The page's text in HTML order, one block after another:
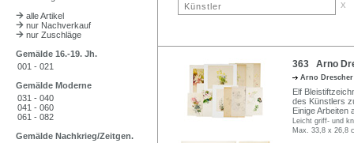
alle Artikel
nur Nachverkauf
nur Zuschläge
Gemälde 16.-19. Jh.
001 - 021
Gemälde Moderne
031 - 040
041 - 060
061 - 082
Gemälde Nachkrieg/Zeitgen.
x
363 Arno
Arno
Elf
des Künstlers
Einige Arbeiten
Leicht griff- und
Max. 33,8 x 26,8